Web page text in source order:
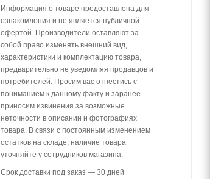
Информация о товаре предоставлена для
ознакомления и не является публичной
офертой. Производители оставляют за
собой право изменять внешний вид,
характеристики и комплектацию товара,
предварительно не уведомляя продавцов и
потребителей. Просим вас отнестись с
пониманием к данному факту и заранее
приносим извинения за возможные
неточности в описании и фотографиях
товара. В связи с постоянным изменением
остатков на складе, наличие товара
уточняйте у сотрудников магазина.
Срок доставки под заказ — 30 дней